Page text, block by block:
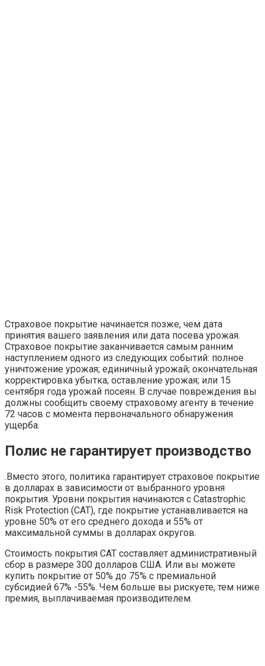
Страховое покрытие начинается позже, чем дата
принятия вашего заявления или дата посева урожая.
Страховое покрытие заканчивается самым ранним
наступлением одного из следующих событий: полное
уничтожение урожая; единичный урожай; окончательная
корректировка убытка; оставление урожая; или 15
сентября года урожай посеян. В случае повреждения вы
должны сообщить своему страховому агенту в течение
72 часов с момента первоначального обнаружения
ущерба.
Полис не гарантирует производство
.Вместо этого, политика гарантирует страховое покрытие
в долларах в зависимости от выбранного уровня
покрытия. Уровни покрытия начинаются с Catastrophic
Risk Protection (CAT), где покрытие устанавливается на
уровне 50% от его среднего дохода и 55% от
максимальной суммы в долларах округов.
Стоимость покрытия CAT составляет административный
сбор в размере 300 долларов США. Или вы можете
купить покрытие от 50% до 75% с премиальной
субсидией 67% -55%. Чем больше вы рискуете, тем ниже
премия, выплачиваемая производителем.